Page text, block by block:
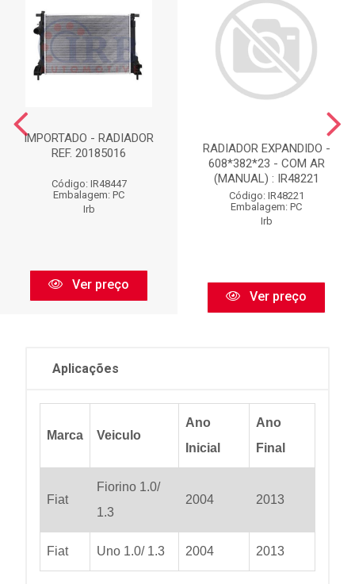
IMPORTADO - RADIADOR
REF. 20185016
Código: IR48447
Embalagem: PC
Irb
Ver preço
RADIADOR EXPANDIDO -
608*382*23 - COM AR
(MANUAL) : IR48221
Código: IR48221
Embalagem: PC
Irb
Ver preço
Aplicações
Marca Veiculo
Ano
Inicial
Ano
Final
Fiat
Fiorino 1.0/
1.3
2004 2013
Fiat Uno 1.0/ 1.3 2004 2013